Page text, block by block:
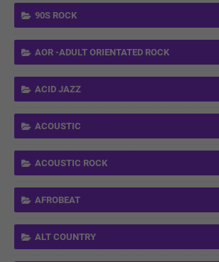
90S ROCK
AOR -ADULT ORIENTATED ROCK
ACID JAZZ
ACOUSTIC
ACOUSTIC ROCK
AFROBEAT
ALT COUNTRY